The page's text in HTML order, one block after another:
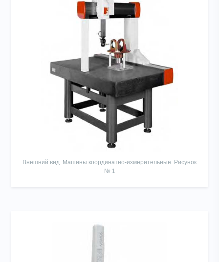
Внешний вид. Машины координатно-измерительные. Рисунок
№ 1